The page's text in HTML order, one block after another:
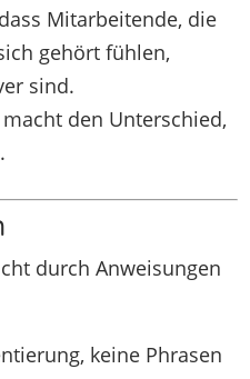
Mitarbeitende, die
gehört fühlen,
sind.
den Unterschied,
durch Anweisungen
keine Phrasen